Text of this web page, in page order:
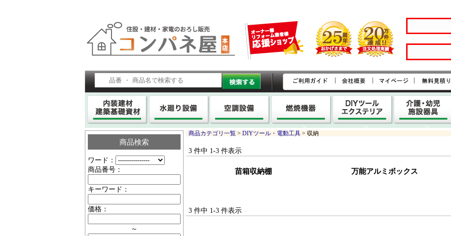
商品検索
ワード：
商品番号：
キーワード：
価格：
～
商品カテゴリ一覧 > DIYツール・電動工具 > 収納
3 件中 1-3 件表示
苗箱収納棚 万能アルミボックス
3 件中 1-3 件表示